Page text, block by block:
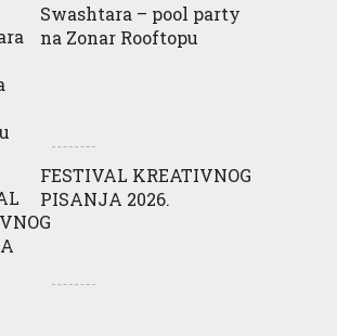
Swashtara – pool party
na Zonar Rooftopu
FESTIVAL KREATIVNOG
PISANJA 2026.